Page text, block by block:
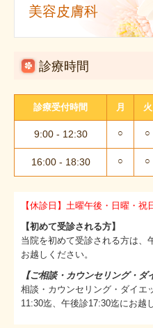
健康診断（自費診療）
予防接種
アクセス
美容皮膚科
美肌
しみ・しわ
脂肪燃焼・ダイエット外来
疲労回復・デトックス
ピアス装備（自費診療）
美容皮膚科
診療時間
診療受付時間 月 火
9:00 - 12:30 ○ ○
16:00- 18:30 ○ ○
【休診日】土曜午後・日曜・祝
【初めて受診される方】
当院を初めて受診される方は、
お越しください。
【ご相談・カウンセリング・ダ
相談・カウンセリング・ダイエ
11:30迄、午後診17:30迄にお越